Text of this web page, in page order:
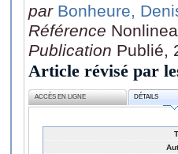
par Bonheure,
Référence
Publication Publié,
Article révisé par
ACCÈS EN LIGNE DÉTAILS